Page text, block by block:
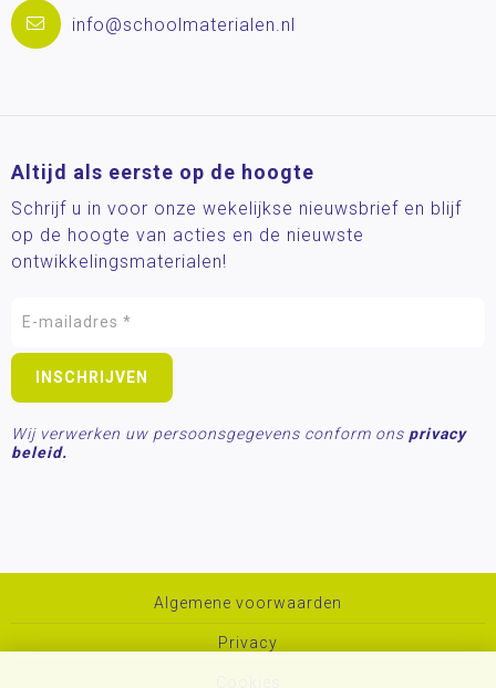
info@schoolmaterialen.nl
Altijd als eerste op de hoogte
Schrijf u in voor onze wekelijkse nieuwsbrief en blijf
op de hoogte van acties en de nieuwste
ontwikkelingsmaterialen!
Wij verwerken uw persoonsgegevens conform ons privacy
beleid.
Algemene voorwaarden
Privacy